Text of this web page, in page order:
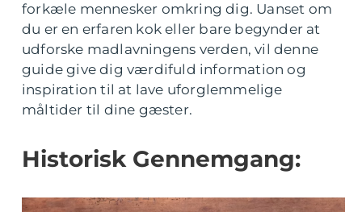
forkæle mennesker omkring dig. Uanset om
du er en erfaren kok eller bare begynder at
udforske madlavningens verden, vil denne
guide give dig værdifuld information og
inspiration til at lave uforglemmelige
måltider til dine gæster.
Historisk Gennemgang: